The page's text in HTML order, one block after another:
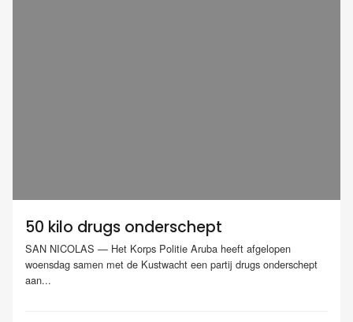
50 kilo drugs onderschept
SAN NICOLAS — Het Korps Politie Aruba heeft afgelopen
woensdag samen met de Kustwacht een partij drugs onderschept
aan...